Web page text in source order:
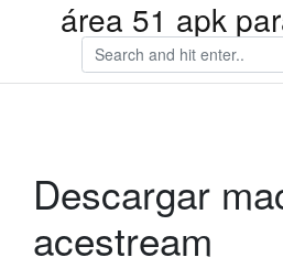
área 51 apk
Descargar
acestream